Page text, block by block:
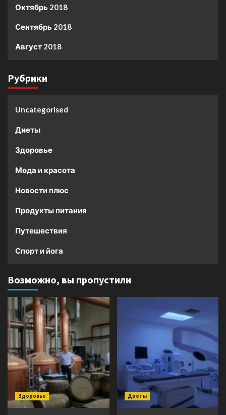
Октябрь 2018
Сентябрь 2018
Август 2018
Рубрики
Uncategorised
Диеты
Здоровье
Мода и красота
Новости плюс
Продукты питания
Путешествия
Спорт и йога
Возможно, вы пропустили
Здоровье Диеты